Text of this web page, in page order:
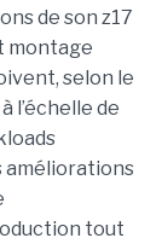
de son z17
montage
selon le
l’échelle de
améliorations
tout